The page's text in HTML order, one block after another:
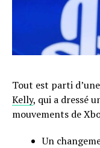
Tout est parti d’une
Kelly, qui a dressé
mouvements de
Un